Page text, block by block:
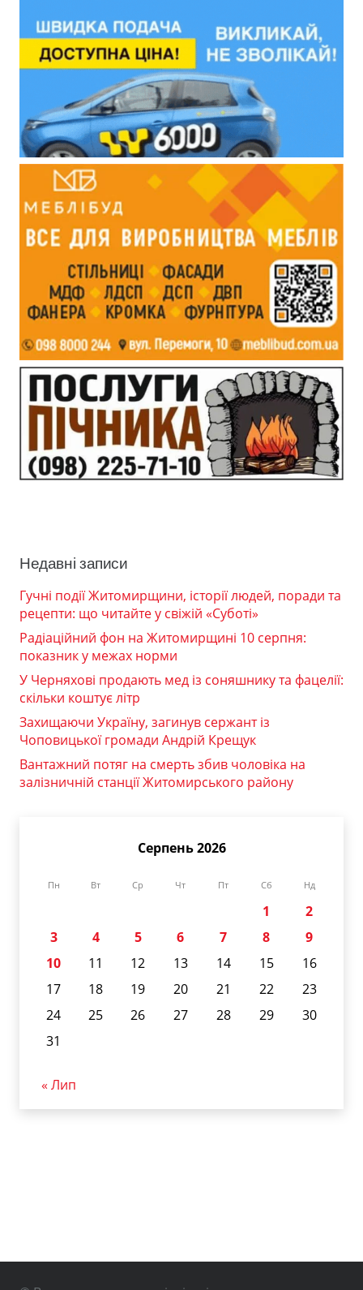
Недавні записи
Гучні події Житомирщини, історії людей, поради та
рецепти: що читайте у свіжій «Суботі»
Радіаційний фон на Житомирщині 10 серпня:
показник у межах норми
У Черняхові продають мед із соняшнику та фацелії:
скільки коштує літр
Захищаючи Україну, загинув сержант із
Чоповицької громади Андрій Крещук
Вантажний потяг на смерть збив чоловіка на
залізничній станції Житомирського району
Серпень 2026
Пн Вт Ср Чт Пт Сб Нд
1
2
3
4 5 6 7 8
9
10
11 12 13 14 15
16
17
18 19 20 21 22
23
24
25 26 27 28 29
30
31
« Лип